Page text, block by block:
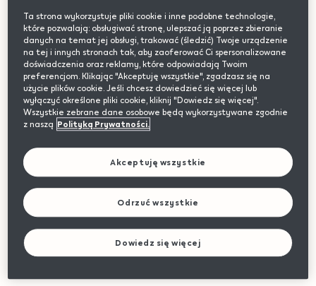
Variations
Opalizująca nakładka IQOS ILUMA
Ta strona wykorzystuje pliki cookie i inne podobne technologie,
które pozwalają: obsługiwać stronę, ulepszać ją poprzez zbieranie
danych na temat jej obsługi, trakować (śledzić) Twoje urządzenie
na tej i innych stronach tak, aby zaoferować Ci spersonalizowane
doświadczenia oraz reklamy, które odpowiadają Twoim
preferencjom. Klikając "Akceptuję wszystkie", zgadzasz się na
użycie plików cookie. Jeśli chcesz dowiedzieć się więcej lub
wyłączyć określone pliki cookie, kliknij "Dowiedz się więcej".
Wszystkie zebrane dane osobowe będą wykorzystywane zgodnie
z naszą Polityką Prywatności.
Akceptuję wszystkie
Odrzuć wszystkie
Dowiedz się więcej